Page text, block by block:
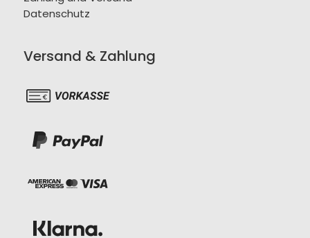
Datenschutz
Versand & Zahlung